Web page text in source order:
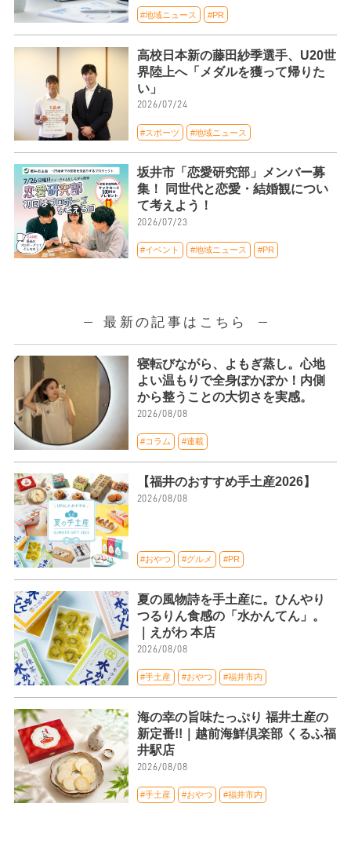
#地域ニュース #PR
高校日本新の藤田紗季選手、U20世
界陸上へ「メダルを獲って帰りた
い」
2026/07/24
#スポーツ #地域ニュース
坂井市「恋愛研究部」メンバー募
集！ 同世代と恋愛・結婚観につい
て考えよう！
2026/07/23
#イベント #地域ニュース #PR
最新の記事はこちら
寝転びながら、よもぎ蒸し。心地
よい温もりで全身ぽかぽか！内側
から整うことの大切さを実感。
2026/08/08
#コラム #連載
【福井のおすすめ手土産2026】
2026/08/08
#おやつ #グルメ #PR
夏の風物詩を手土産に。ひんやり
つるりん食感の「水かんてん」。
｜えがわ 本店
2026/08/08
#手土産 #おやつ #福井市内
海の幸の旨味たっぷり 福井土産の
新定番!!｜越前海鮮倶楽部 くるふ福
井駅店
2026/08/08
#手土産 #おやつ #福井市内